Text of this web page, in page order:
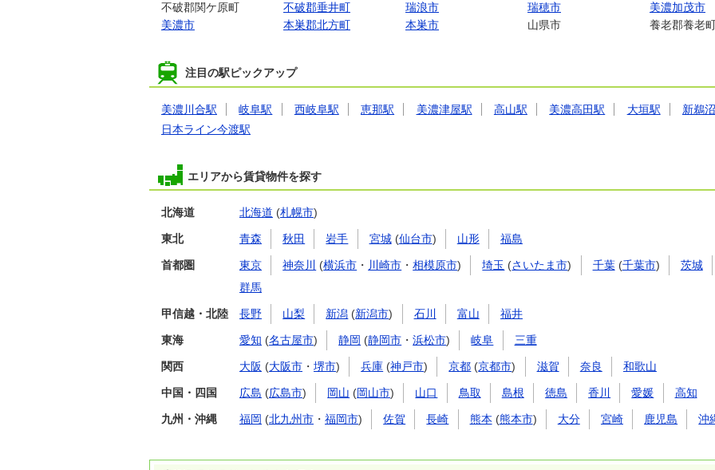
不破郡関ケ原町
不破郡垂井町 瑞浪市 瑞穂市
美濃加茂市
美濃市
本巣郡北方町 本巣市 山県市 養老郡養老
注目の駅ピックアップ
美濃川合駅 岐阜駅 西岐阜駅 恵那駅 美濃津屋駅 高山駅 美濃高田駅 大垣駅
新鵜
日本ライン今渡駅
エリアから賃貸物件を探す
北海道 北海道 (札幌市)
東北 青森 秋田 岩手 宮城(仙台市) 山形 福島
首都圏 東京 神奈川 (横浜市 ・ 川崎市 ・相模原市) 埼玉 (さいたま市) 千葉(千葉市) 茨城
群馬
甲信越・北陸 長野 山梨 新潟 (新潟市) 石川 富山 福井
東海 愛知 (名古屋市) 静岡 (静岡市 ・浜松市) 岐阜 三重
関西 大阪 (大阪市 ・ 堺市) 兵庫 (神戸市) 京都 (京都市) 滋賀 奈良 和歌山
中国・四国 広島 (広島市) 岡山 (岡山市) 山口 鳥取 島根 徳島 香川 愛媛 高知
九州・沖縄 福岡 (北九州市 ・ 福岡市) 佐賀 長崎 熊本 (熊本市) 大分 宮崎 鹿児島 沖